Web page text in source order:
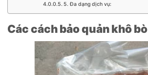
5. Đa dạng dịch vụ:
Các cách bảo quản khô bò